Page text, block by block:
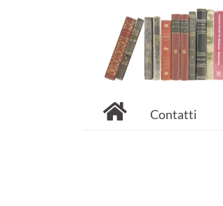
Contatti